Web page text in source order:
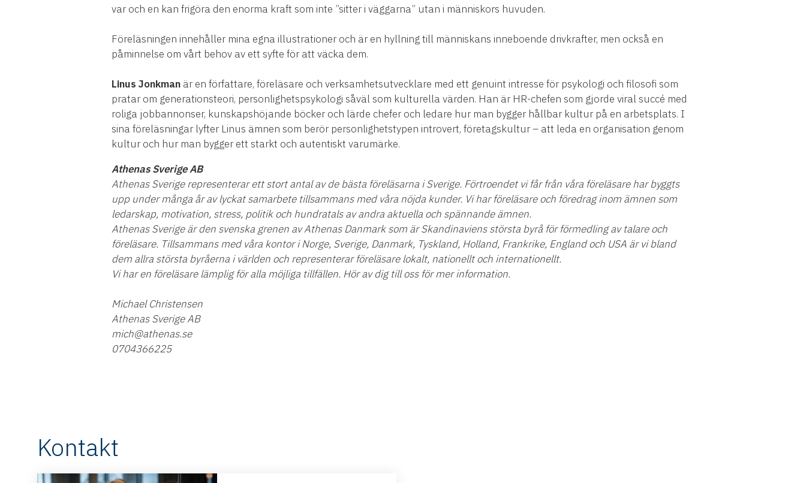
var och en kan frigöra den enorma kraft som inte ”sitter i väggarna” utan i människors huvuden.
Föreläsningen innehåller mina egna illustrationer och är en hyllning till människans inneboende drivkrafter, men också en
påminnelse om vårt behov av ett syfte för att väcka dem.
Linus Jonkman är en författare, föreläsare och verksamhetsutvecklare med ett genuint intresse för psykologi och filosofi som
pratar om generationsteori, personlighetspsykologi såväl som kulturella värden. Han är HR-chefen som gjorde viral succé med
roliga jobbannonser, kunskapshöjande böcker och lärde chefer och ledare hur man bygger hållbar kultur på en arbetsplats. I
sina föreläsningar lyfter Linus ämnen som berör personlighetstypen introvert, företagskultur – att leda en organisation genom
kultur och hur man bygger ett starkt och autentiskt varumärke.
Athenas Sverige AB
Athenas Sverige representerar ett stort antal av de bästa föreläsarna i Sverige. Förtroendet vi får från våra föreläsare har byggts
upp under många år av lyckat samarbete tillsammans med våra nöjda kunder. Vi har föreläsare och föredrag inom ämnen som
ledarskap, motivation, stress, politik och hundratals av andra aktuella och spännande ämnen.
Athenas Sverige är den svenska grenen av Athenas Danmark som är Skandinaviens största byrå för förmedling av talare och
föreläsare. Tillsammans med våra kontor i Norge, Sverige, Danmark, Tyskland, Holland, Frankrike, England och USA är vi bland
dem allra största byråerna i världen och representerar föreläsare lokalt, nationellt och internationellt.
Vi har en föreläsare lämplig för alla möjliga tillfällen. Hör av dig till oss för mer information.
Michael Christensen
Athenas Sverige AB
mich@athenas.se
0704366225
Kontakt